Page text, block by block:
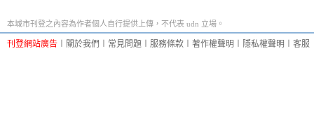
本城市刊登之內容為作者個人自行提供上傳，不代表 udn 立場。
刊登網站廣告 關於我們 常見問題 服務條款 著作權聲明 隱私權聲明 客服